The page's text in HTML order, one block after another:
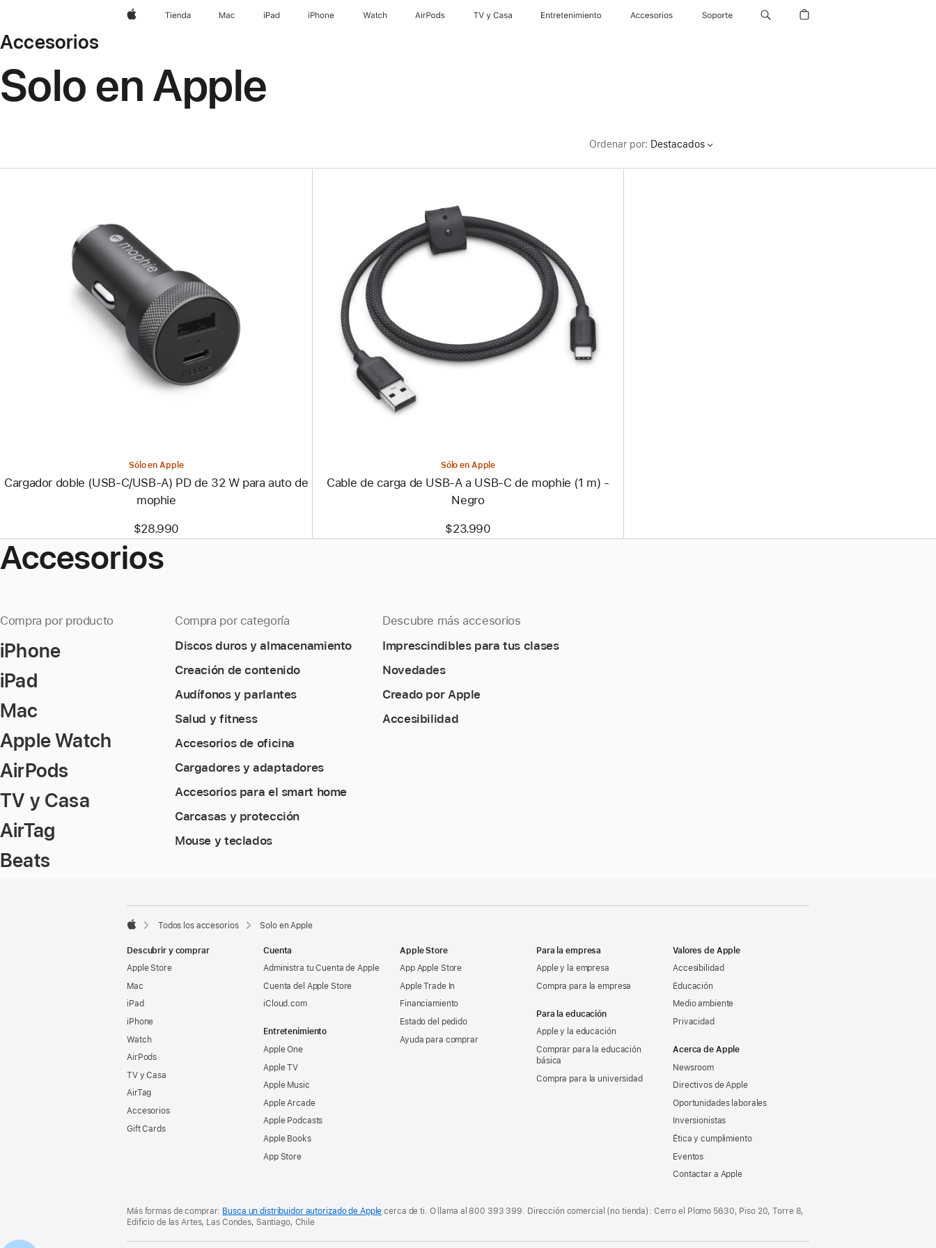
AppleTienda Mac iPad iPhone Watch AirPods TV & Casa Entretenimiento Accesorios Soporte
Accesorios
Solo en Apple
Ordenar por: Destacados
Anterior
Imagen
-
Cargador
doble
(USB-
C/USB-
A)
PD
mophie
Sólo en Apple
Cargador doble (USB-C/USB-A) PD de 32 W para auto de
mophie
$28.990
de
carga
de
Negro
Sólo en Apple
Cable de carga de USB‑A a USB‑C de mophie (1 m) -
Negro
$23.990
Accesorios
Compra por producto
iPhone
iPad
Mac
Apple Watch
AirPods
TV y Casa
AirTag
Beats
Compra por categoría
Discos duros y almacenamiento
Creación de contenido
Audífonos y parlantes
Salud y fitness
Accesorios de oficina
Cargadores y adaptadores
Accesorios para el smart home
Carcasas y protección
Mouse y teclados
Descubre más accesorios
Imprescindibles para tus clases
Novedades
Creado por Apple
Accesibilidad
a
pie
de
página
a
pie
de
página
Todos los accesorios Solo en Apple
Descubrir y comprar
Apple Store
Mac
iPad
iPhone
Watch
AirPods
TV y Casa
AirTag
Accesorios
Gift Cards
Cuenta
Administra tu Cuenta de Apple
Cuenta del Apple Store
iCloud.com
Entretenimiento
Apple One
Apple TV
Apple Music
Apple Arcade
Apple Podcasts
Apple Books
App Store
Apple Store
App Apple Store
Apple Trade In
Financiamiento
Estado del pedido
Ayuda para comprar
Para la empresa
Apple y la empresa
Compra para la empresa
Para la educación
Apple y la educación
Comprar para la educación
básica
Compra para la universidad
Valores de Apple
Accesibilidad
Educación
Medio ambiente
Privacidad
Acerca de Apple
Newsroom
Directivos de Apple
Oportunidades laborales
Inversionistas
Ética y cumplimiento
Eventos
Contactar a Apple
Más formas de comprar: Busca un distribuidor autorizado de Apple cerca de ti. O llama al800 393 399. Dirección comercial (no tienda): Cerro el Plomo 5630, Piso 20, Torre 8,
Edificio de las Artes, Las Condes, Santiago, Chile